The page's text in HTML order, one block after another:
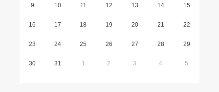
9 10 11 12 13 14 15
16 17 18 19 20 21 22
23 24 25 26 27 28 29
30 31 1 2 3 4 5